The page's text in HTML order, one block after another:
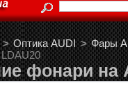
> Оптика AUDI > Фары
фонари на